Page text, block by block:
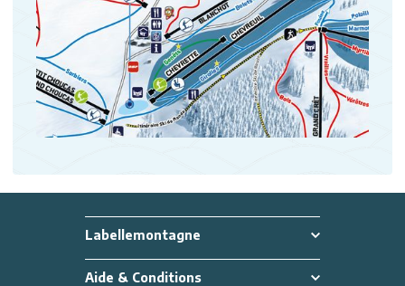
Labellemontagne
Aide & Conditions